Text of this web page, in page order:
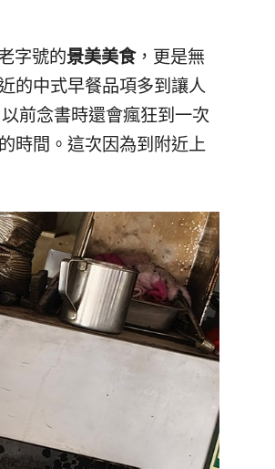
字號的景美美食，更是無
的中式早餐品項多到讓人
前念書時還會瘋狂到一次
時間。這次因為到附近上